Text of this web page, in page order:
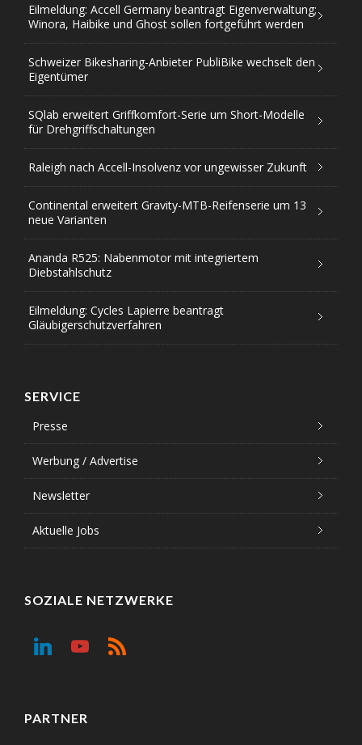
Eilmeldung: Accell Germany beantragt Eigenverwaltung;
Winora, Haibike und Ghost sollen fortgeführt werden
Schweizer Bikesharing-Anbieter PubliBike wechselt den
Eigentümer
SQlab erweitert Griffkomfort-Serie um Short-Modelle
für Drehgriffschaltungen
Raleigh nach Accell-Insolvenz vor ungewisser Zukunft
Continental erweitert Gravity-MTB-Reifenserie um 13
neue Varianten
Ananda R525: Nabenmotor mit integriertem
Diebstahlschutz
Eilmeldung: Cycles Lapierre beantragt
Gläubigerschutzverfahren
SERVICE
Presse
Werbung / Advertise
Newsletter
Aktuelle Jobs
SOZIALE NETZWERKE
PARTNER